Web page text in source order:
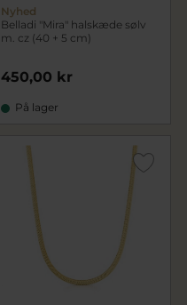
Nyhed
Belladi "Mira" halskæde sølv
m. cz (40 + 5 cm)
450,00 kr
På lager